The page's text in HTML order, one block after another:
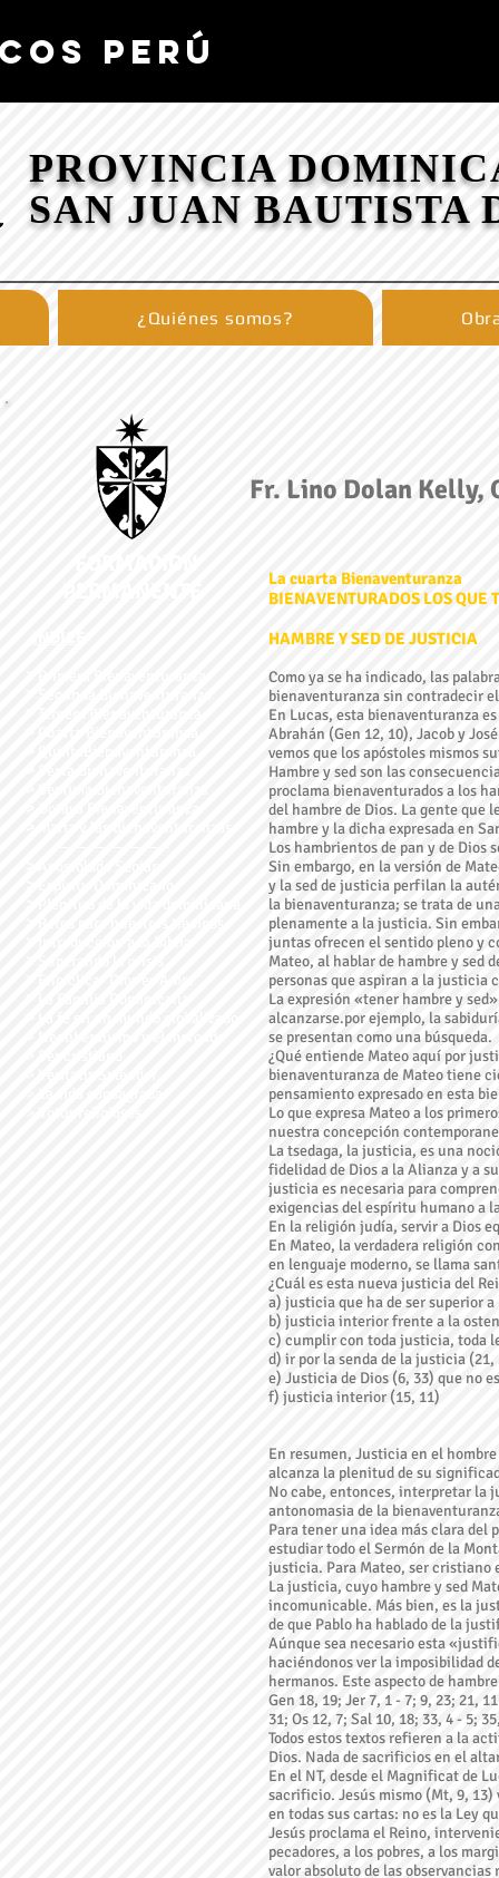
PERÚ
PROVINCIA
SAN JUAN BAUTISTA
¿Quiénes somos?
Fr. Lino Dolan Kelly,
La cuarta Bienaventuranza
BIENAVENTURADOS LOS QUE
HAMBRE Y SED DE JUSTICIA
Como ya se ha indicado, las
bienaventuranza sin contradecir
En Lucas, esta bienaventuranza
Abrahán (Gen 12, 10), Jacob y
vemos que los apóstoles mismos
Hambre y sed son las
proclama bienaventurados a los
del hambre de Dios. La gente
hambre y la dicha expresada en
Los hambrientos de pan y de Dios
Sin embargo, en la versión de
y la sed de justicia perfilan la
la bienaventuranza; se trata de
plenamente a la justicia. Sin
juntas ofrecen el sentido pleno y
Mateo, al hablar de hambre y sed
personas que aspiran a la justicia
La expresión «tener hambre y
alcanzarse.por ejemplo, la
se presentan como una búsqueda.
¿Qué entiende Mateo aquí por
bienaventuranza de Mateo tiene
pensamiento expresado en esta
Lo que expresa Mateo a los
nuestra concepción
La tsedaga, la justicia, es una
fidelidad de Dios a la Alianza y a
justicia es necesaria para
exigencias del espíritu humano a
En la religión judía, servir a Dios
En Mateo, la verdadera religión
en lenguaje moderno, se llama
¿Cuál es esta nueva justicia del
a) justicia que ha de ser superior
b) justicia interior frente a la
c) cumplir con toda justicia, toda
d) ir por la senda de la justicia (21,
e) Justicia de Dios (6, 33) que no
f) justicia interior (15, 11)
En resumen, Justicia en el
alcanza la plenitud de su
No cabe, entonces, interpretar la
antonomasia de la
Para tener una idea más clara
estudiar todo el Sermón de la
justicia. Para Mateo, ser cristiano
La justicia, cuyo hambre y sed
incomunicable. Más bien, es la
de que Pablo ha hablado de la
Aúnque sea necesario esta
haciéndonos ver la imposibilidad
hermanos. Este aspecto de
Gen 18, 19; Jer 7, 1 - 7; 9, 23; 21,
31; Os 12, 7; Sal 10, 18; 33, 4 - 5;
Todos estos textos refieren a la
Dios. Nada de sacrificios en el
En el NT, desde el Magnificat de
sacrificio. Jesús mismo (Mt, 9,
en todas sus cartas: no es la Ley
Jesús proclama el Reino,
pecadores, a los pobres, a los
valor absoluto de las